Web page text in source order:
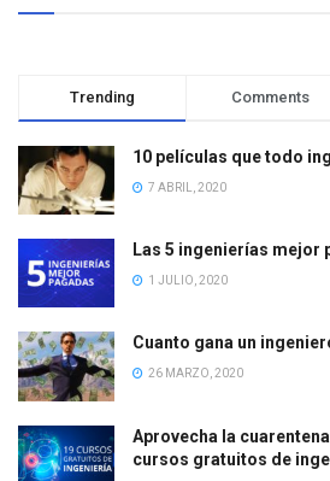
Trending Comments
10 películas que todo
7 ABRIL, 2020
Las 5 ingenierías mejor
1 JULIO, 2020
Cuanto gana un
26 MARZO, 2020
Aprovecha la
cursos gratuitos de